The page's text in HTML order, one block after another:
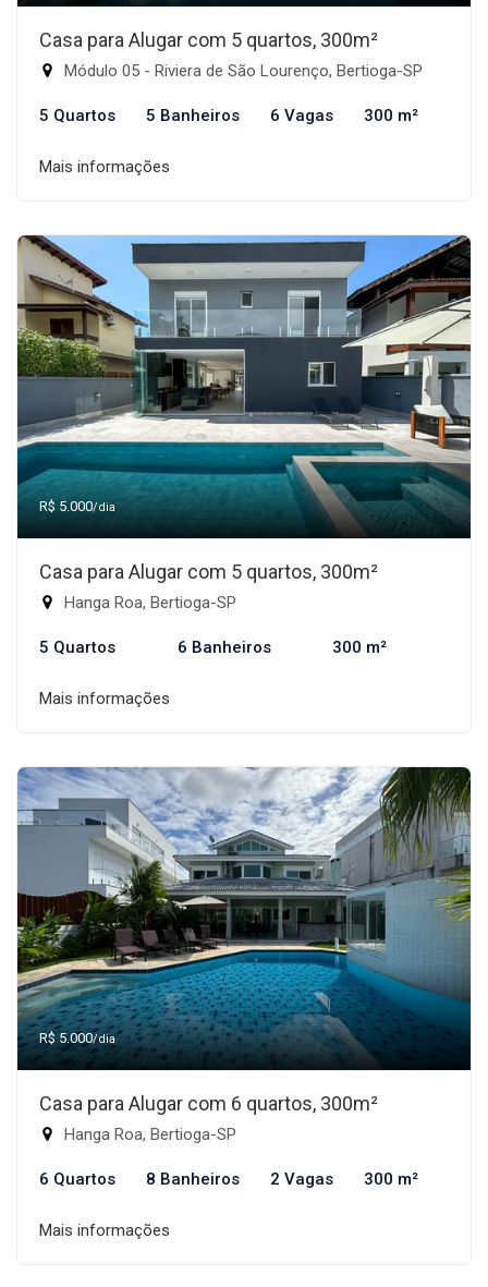
Casa para Alugar com 5 quartos, 300m²
Módulo 05 - Riviera de São Lourenço, Bertioga-SP
5 Quartos 5 Banheiros 6 Vagas 300 m²
Mais informações
R$ 5.000/dia
Casa para Alugar com 5 quartos, 300m²
Hanga Roa, Bertioga-SP
5 Quartos 6 Banheiros 300 m²
Mais informações
R$ 5.000/dia
Casa para Alugar com 6 quartos, 300m²
Hanga Roa, Bertioga-SP
6 Quartos 8 Banheiros 2 Vagas 300 m²
Mais informações